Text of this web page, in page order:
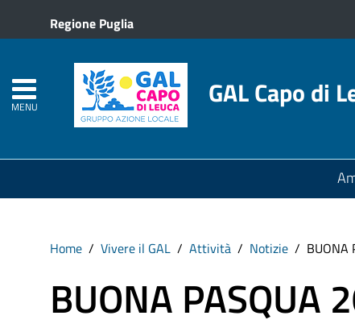
Regione Puglia
MENU GAL Capo di
Home Vivere il GAL Attività Notizie BUONA
BUONA PASQUA